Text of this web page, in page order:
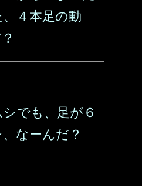
４本足の動
でも、足が６
なーんだ？